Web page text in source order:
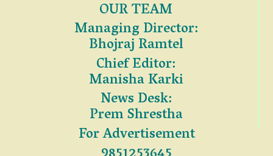
OUR TEAM
Managing Director:
Bhojraj Ramtel
Chief Editor:
Manisha Karki
News Desk:
Prem Shrestha
For Advertisement